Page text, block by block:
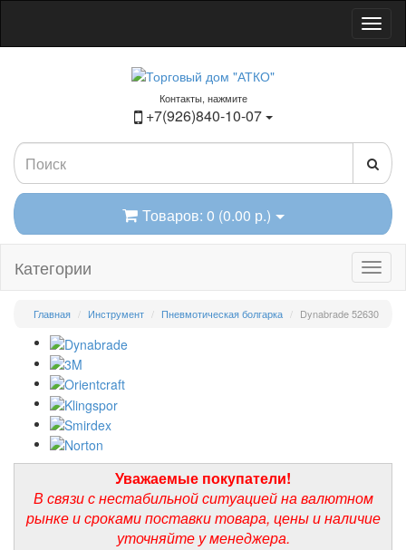
Контакты, нажмите
+7(926)840-10-07
Товаров: 0 (0.00 р.)
Категории
Главная Инструмент Пневмотическая болгарка Dynabrade 52630
Уважаемые покупатели!
В связи с нестабильной ситуацией на валютном
рынке и сроками поставки товара, цены и наличие
уточняйте у менеджера.